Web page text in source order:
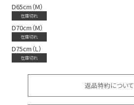
D65cm（M）
在庫切れ
D70cm（M）
在庫切れ
D75cm（L）
在庫切れ
返品特約について